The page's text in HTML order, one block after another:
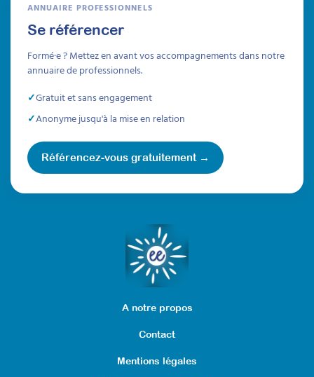
ANNUAIRE PROFESSIONNELS
Se référencer
Formé·e ? Mettez en avant vos accompagnements dans notre
annuaire de professionnels.
Gratuit et sans engagement
Anonyme jusqu'à la mise en relation
Référencez-vous gratuitement →
A notre propos
Contact
Mentions légales